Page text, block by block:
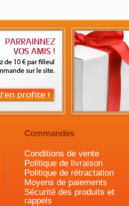
Commandes
Conditions de vente
Politique de livraison
Politique de rétractation
Moyens de paiements
Sécurité des produits et
rappels